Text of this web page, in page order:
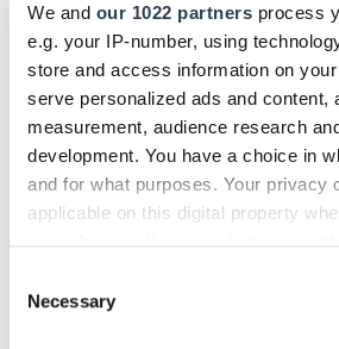
We and our 1022 partners process
e.g. your IP-number, using
store and access information on
serve personalized ads and content,
measurement, audience research
development. You have a choice in
and for what purposes. Your privacy
applicable on this digital property
the Privacy trigger icon.
Selection
Necessary
Foto: © Thomas Busch
ChatGPT: Bessere
für bessere Antworten von ChatGPT: